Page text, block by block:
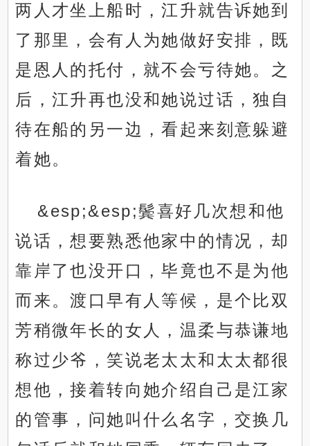
两人才坐上船时，江升就告诉她到
了那里，会有人为她做好安排，既
是恩人的托付，就不会亏待她。之
后，江升再也没和她说过话，独自
待在船的另一边，看起来刻意躲避
着她。
&esp;&esp;鬓喜好几次想和他
说话，想要熟悉他家中的情况，却
靠岸了也没开口，毕竟也不是为他
而来。渡口早有人等候，是个比双
芳稍微年长的女人，温柔与恭谦地
称过少爷，笑说老太太和太太都很
想他，接着转向她介绍自己是江家
的管事，问她叫什么名字，交换几